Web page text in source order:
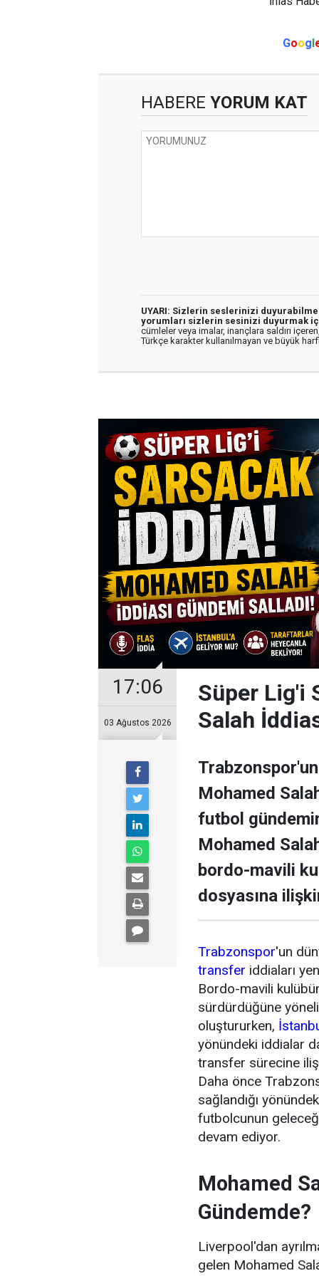
Googl
HABERE YORUM KAT
UYARI: Sizlerin seslerinizi
yorumları sizlerin sesinizi duyurmak
cümleler veya imalar, inançlara saldırı
Türkçe karakter kullanılmayan ve büyük
17:06
03 Ağustos 2026
Süper Lig'i
Salah
Trabzonspor'un
Mohamed
futbol
Mohamed
bordo-mavili
dosyasına
Trabzonspor'un
transfer iddiaları
Bordo-mavili
sürdürdüğüne
oluştururken,
yönündeki iddialar
transfer sürecine
Daha önce
sağlandığı
futbolcunun
devam ediyor.
Mohamed
Gündemde?
Liverpool'dan
gelen Mohamed